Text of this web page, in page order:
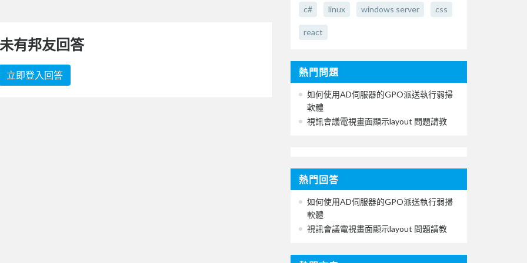
有邦友回答
立即登入回答
c# linux windows server css
react
熱門問題
如何使用AD伺服器的GPO派送執行弱掃
軟體
視訊會議電視畫面顯示layout 問題請教
熱門回答
如何使用AD伺服器的GPO派送執行弱掃
軟體
視訊會議電視畫面顯示layout 問題請教